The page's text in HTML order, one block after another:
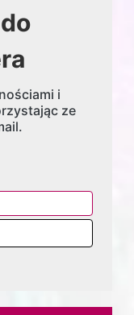
i
ze